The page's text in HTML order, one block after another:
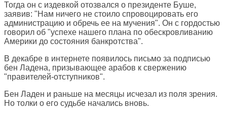
Тогда он с издевкой отозвался о президенте Буше,
заявив: "Нам ничего не стоило спровоцировать его
администрацию и обречь ее на мучения". Он с гордостью
говорил об "успехе нашего плана по обескровливанию
Америки до состояния банкротства".
В декабре в интернете появилось письмо за подписью
бен Ладена, призывающее арабов к свержению
"правителей-отступников".
Бен Ладен и раньше на месяцы исчезал из поля зрения.
Но толки о его судьбе начались вновь.